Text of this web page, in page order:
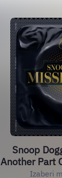
Snoop
Another Part
Izaberi